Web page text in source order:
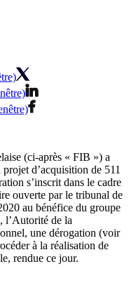
(ci-après « FIB ») a
d’acquisition de 511
s’inscrit dans le cadre
ouverte par le tribunal de
au bénéfice du groupe
l’Autorité de la
une dérogation (voir
à la réalisation de
rendue ce jour.